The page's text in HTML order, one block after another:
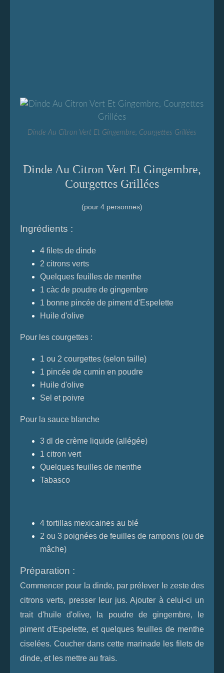
Dinde Au Citron Vert Et Gingembre, Courgettes Grillées
Dinde Au Citron Vert Et Gingembre,
Courgettes Grillées
(pour 4 personnes)
Ingrédients :
4 filets de dinde
2 citrons verts
Quelques feuilles de menthe
1 càc de poudre de gingembre
1 bonne pincée de piment d'Espelette
Huile d'olive
Pour les courgettes :
1 ou 2 courgettes (selon taille)
1 pincée de cumin en poudre
Huile d'olive
Sel et poivre
Pour la sauce blanche
3 dl de crème liquide (allégée)
1 citron vert
Quelques feuilles de menthe
Tabasco
4 tortillas mexicaines au blé
2 ou 3 poignées de feuilles de rampons (ou de
mâche)
Préparation :
Commencer pour la dinde, par prélever le zeste des
citrons verts, presser leur jus. Ajouter à celui-ci un
trait d'huile d'olive, la poudre de gingembre, le
piment d'Espelette, et quelques feuilles de menthe
ciselées. Coucher dans cette marinade les filets de
dinde, et les mettre au frais.